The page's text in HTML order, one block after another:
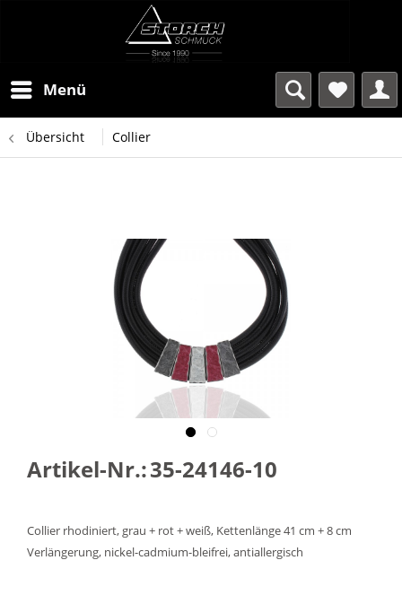
Menü
Übersicht Collier
Artikel-Nr.:35-24146-10
Collier rhodiniert, grau + rot + weiß, Kettenlänge 41 cm + 8 cm
Verlängerung, nickel-cadmium-bleifrei, antiallergisch